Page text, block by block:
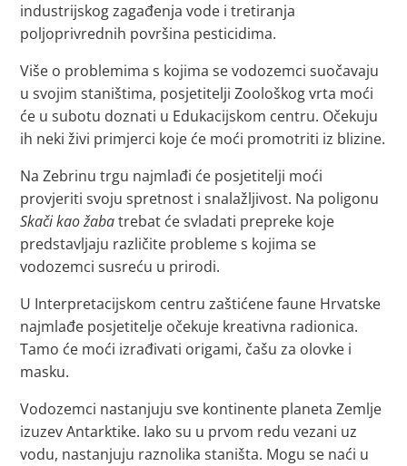
industrijskog zagađenja vode i tretiranja
poljoprivrednih površina pesticidima.
Više o problemima s kojima se vodozemci suočavaju
u svojim staništima, posjetitelji Zoološkog vrta moći
će u subotu doznati u Edukacijskom centru. Očekuju
ih neki živi primjerci koje će moći promotriti iz blizine.
Na Zebrinu trgu najmlađi će posjetitelji moći
provjeriti svoju spretnost i snalažljivost. Na poligonu
Skači kao žabatrebat će svladati prepreke koje
predstavljaju različite probleme s kojima se
vodozemci susreću u prirodi.
U Interpretacijskom centru zaštićene faune Hrvatske
najmlađe posjetitelje očekuje kreativna radionica.
Tamo će moći izrađivati origami, čašu za olovke i
masku.
Vodozemci nastanjuju sve kontinente planeta Zemlje
izuzev Antarktike. Iako su u prvom redu vezani uz
vodu, nastanjuju raznolika staništa. Mogu se naći u